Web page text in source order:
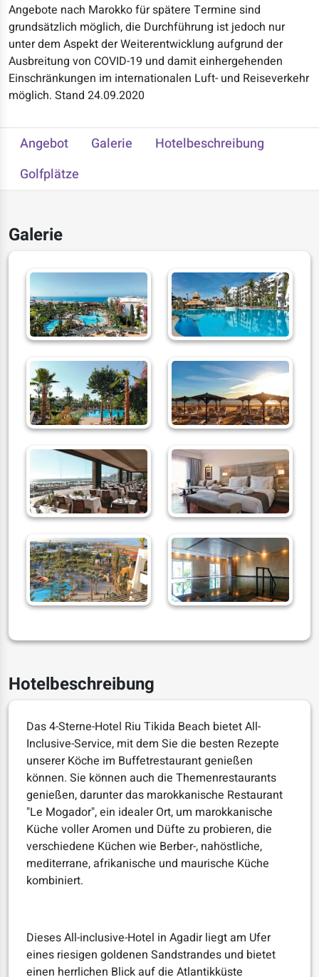
Angebote nach Marokko für spätere Termine sind
grundsätzlich möglich, die Durchführung ist jedoch nur
unter dem Aspekt der Weiterentwicklung aufgrund der
Ausbreitung von COVID-19 und damit einhergehenden
Einschränkungen im internationalen Luft- und Reiseverkehr
möglich. Stand 24.09.2020
Angebot Galerie
Hotelbeschreibung
Golfplätze
Galerie
Hotelbeschreibung
Das 4-Sterne-Hotel Riu Tikida Beach bietet All-
Inclusive-Service, mit dem Sie die besten Rezepte
unserer Köche im Buffetrestaurant genießen
können. Sie können auch die Themenrestaurants
genießen, darunter das marokkanische Restaurant
"Le Mogador", ein idealer Ort, um marokkanische
Küche voller Aromen und Düfte zu probieren, die
verschiedene Küchen wie Berber-, nahöstliche,
mediterrane, afrikanische und maurische Küche
kombiniert.
Dieses All-inclusive-Hotel in Agadir liegt am Ufer
eines riesigen goldenen Sandstrandes und bietet
einen herrlichen Blick auf die Atlantikküste